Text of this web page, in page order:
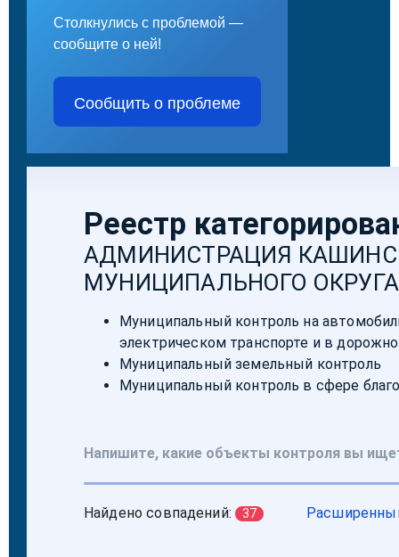
Столкнулись с проблемой —
сообщите о ней!
Сообщить о проблеме